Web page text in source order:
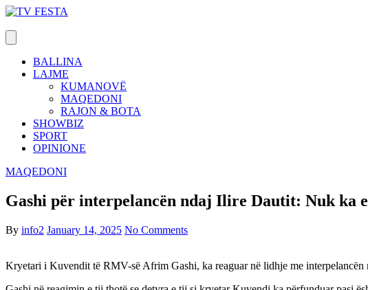
Skip
content
BALLINA
LAJME
KUMANOVË
MAQEDONI
RAJON & BOTA
SHOWBIZ
SPORT
OPINIONE
MAQEDONI
Gashi për interpelancën ndaj Ilire Dautit: Nuk ka
By info2 January 14, 2025 No Comments
Kryetari i Kuvendit të RMV-së Afrim Gashi, ka reaguar në lidhje me